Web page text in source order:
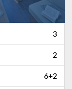
3
2
6+2